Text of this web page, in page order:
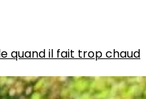
quand il fait trop chaud